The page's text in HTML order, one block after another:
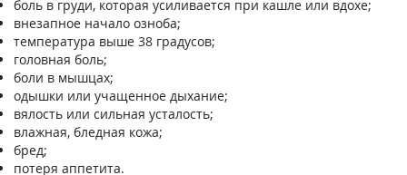
боль в груди, которая усиливается при кашле или вдохе;
внезапное начало озноба;
температура выше 38 градусов;
головная боль;
боли в мышцах;
одышки или учащенное дыхание;
вялость или сильная усталость;
влажная, бледная кожа;
бред;
потеря аппетита.